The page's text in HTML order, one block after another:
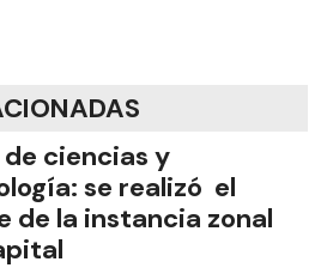
de ciencias y
se realizó el
de la instancia zonal